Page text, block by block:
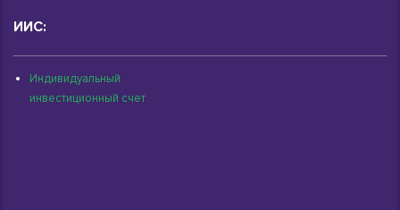
ИИС:
Индивидуальный
инвестиционный счет